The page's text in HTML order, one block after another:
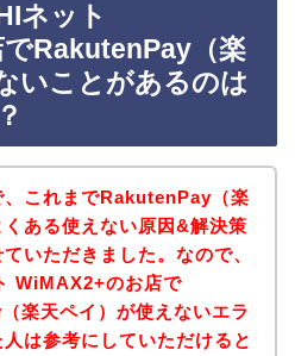
ネット
RakutenPay（楽
いことがあるのは
、これまでRakutenPay（楽
ある使えない原因&解決策
いただきました。なので、
WiMAX2+のお店で
楽天ペイ）が使えないエラ
は参考にしていただけると